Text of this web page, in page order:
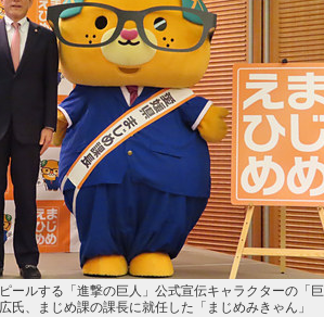
ールする「進撃の巨人」公式宣伝キャラクターの「巨
氏、まじめ課の課長に就任した「まじめみきゃん」